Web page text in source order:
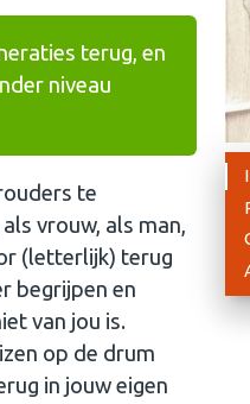
terug, en
niveau
te
vrouw, als man,
(letterlijk) terug
begrijpen en
van jou is.
op de drum
in jouw eigen